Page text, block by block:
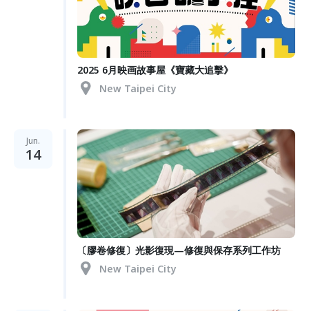
2025 6月映画故事屋《寶藏大追擊》
New Taipei City
Jun.
14
〔膠卷修復〕光影復現—修復與保存系列工作坊
New Taipei City